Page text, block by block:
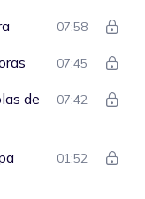
07:58
07:45
de
07:42
01:52